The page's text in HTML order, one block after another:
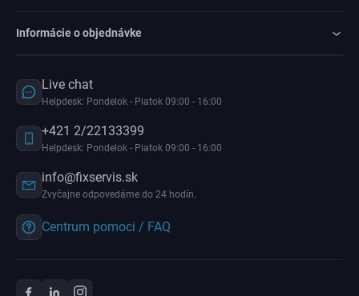
Informácie o objednávke
Live chat
Helpdesk: Pondelok - Piatok 09:00 - 16:00
+421 2/22133399
Helpdesk: Pondelok - Piatok 09:00 - 16:00
info@fixservis.sk
Zvyčajne odpovedáme do 24 hodín.
Centrum pomoci / FAQ